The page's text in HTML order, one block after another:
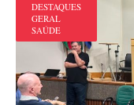
DESTAQUES
GERAL
SAÚDE